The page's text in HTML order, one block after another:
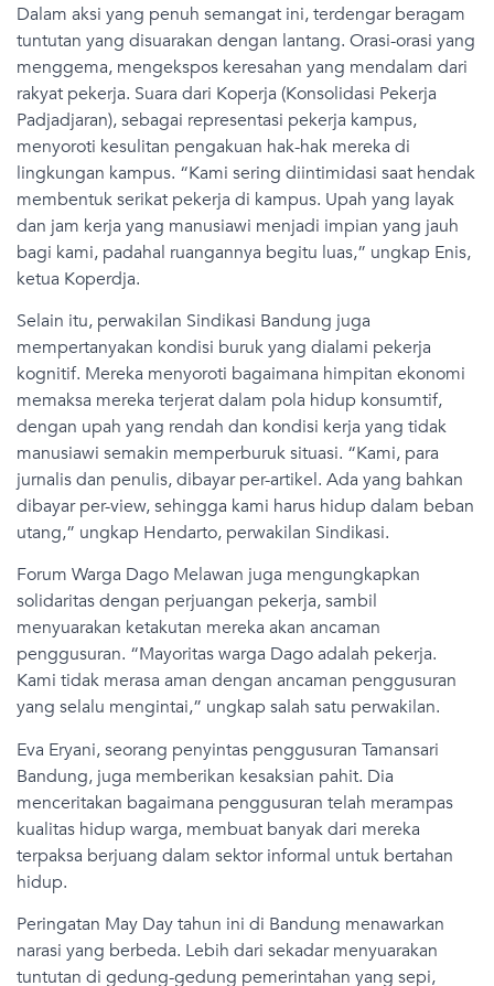
Dalam aksi yang penuh semangat ini, terdengar beragam
tuntutan yang disuarakan dengan lantang. Orasi-orasi yang
menggema, mengekspos keresahan yang mendalam dari
rakyat pekerja. Suara dari Koperja (Konsolidasi Pekerja
Padjadjaran), sebagai representasi pekerja kampus,
menyoroti kesulitan pengakuan hak-hak mereka di
lingkungan kampus. “Kami sering diintimidasi saat hendak
membentuk serikat pekerja di kampus. Upah yang layak
dan jam kerja yang manusiawi menjadi impian yang jauh
bagi kami, padahal ruangannya begitu luas,” ungkap Enis,
ketua Koperdja.
Selain itu, perwakilan Sindikasi Bandung juga
mempertanyakan kondisi buruk yang dialami pekerja
kognitif. Mereka menyoroti bagaimana himpitan ekonomi
memaksa mereka terjerat dalam pola hidup konsumtif,
dengan upah yang rendah dan kondisi kerja yang tidak
manusiawi semakin memperburuk situasi. “Kami, para
jurnalis dan penulis, dibayar per-artikel. Ada yang bahkan
dibayar per-view, sehingga kami harus hidup dalam beban
utang,” ungkap Hendarto, perwakilan Sindikasi.
Forum Warga Dago Melawan juga mengungkapkan
solidaritas dengan perjuangan pekerja, sambil
menyuarakan ketakutan mereka akan ancaman
penggusuran. “Mayoritas warga Dago adalah pekerja.
Kami tidak merasa aman dengan ancaman penggusuran
yang selalu mengintai,” ungkap salah satu perwakilan.
Eva Eryani, seorang penyintas penggusuran Tamansari
Bandung, juga memberikan kesaksian pahit. Dia
menceritakan bagaimana penggusuran telah merampas
kualitas hidup warga, membuat banyak dari mereka
terpaksa berjuang dalam sektor informal untuk bertahan
hidup.
Peringatan May Day tahun ini di Bandung menawarkan
narasi yang berbeda. Lebih dari sekadar menyuarakan
tuntutan di gedung-gedung pemerintahan yang sepi,